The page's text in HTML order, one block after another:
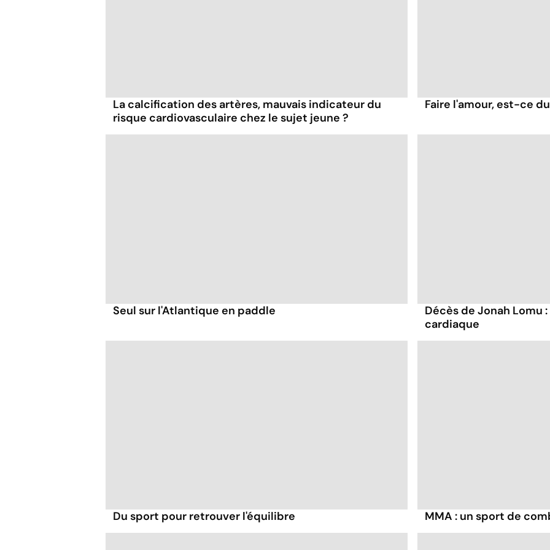
La calcification des artères, mauvais indicateur du
risque cardiovasculaire chez le sujet jeune ?
Faire l'amour, est-ce
Seul sur l'Atlantique en paddle
Décès de Jonah Lomu
cardiaque
Du sport pour retrouver l'équilibre MMA : un sport de